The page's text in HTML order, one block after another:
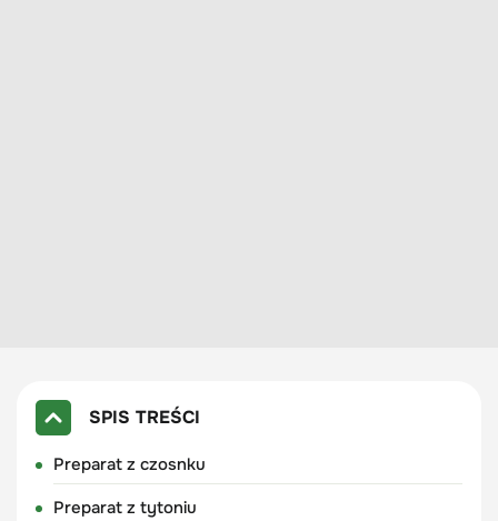
SPIS TREŚCI
Preparat z czosnku
Preparat z tytoniu